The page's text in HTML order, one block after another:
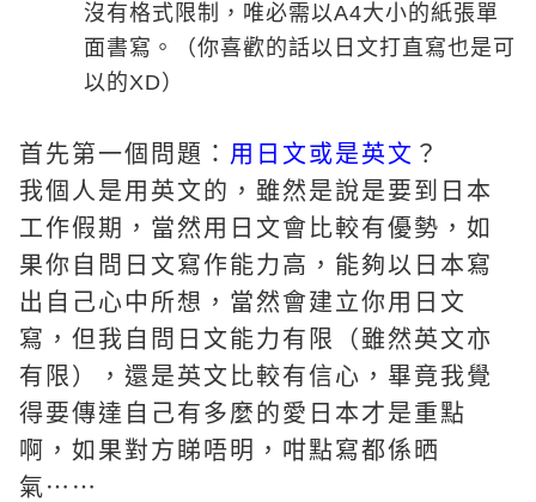
沒有格式限制，唯必需以A4大小的紙張單
面書寫。（你喜歡的話以日文打直寫也是可
以的XD）
首先第一個問題： 用日文或是英文 ？
我個人是用英文的，雖然是說是要到日本
工作假期，當然用日文會比較有優勢，如
果你自問日文寫作能力高，能夠以日本寫
出自己心中所想，當然會建立你用日文
寫，但我自問日文能力有限（雖然英文亦
有限），還是英文比較有信心，畢竟我覺
得要傳達自己有多麼的愛日本才是重點
啊，如果對方睇唔明，咁點寫都係晒
氣⋯⋯